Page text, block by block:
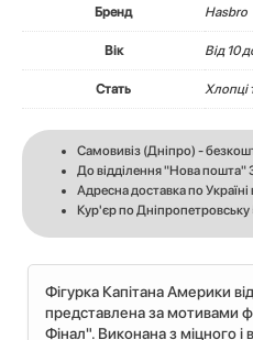
Бренд Hasbro
Вік Вiд 10
Стать Хлопці
Самовивіз (Дніпро) -
До відділення "Нова пошта"
Адресна доставка по Україні
Кур'єр по Дніпропетровську
Фігурка Капітана Америки
представлена за мотивами
Фінал". Виконана з міцного і